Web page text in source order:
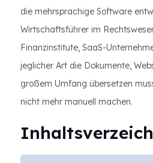
die mehrsprachige Software
Wirtschaftsführer im
Finanzinstitute, SaaS-
jeglicher Art die Dokumente,
großem Umfang übersetzen
nicht mehr manuell machen.